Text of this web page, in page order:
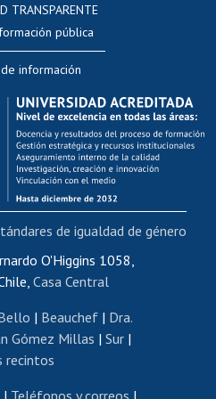
Académico
docente
académica
al AUCAI
os
de capacitación
del personal
interna
de renta
renta honorarios
blancas
os
de títulos
TRANSPARENTE
pública
información
O'Higgins 1058,
Casa Central
| Beauchef| Dra.
Gómez Millas | Sur |
recintos
| Teléfonos y correos |
de igualdad de género